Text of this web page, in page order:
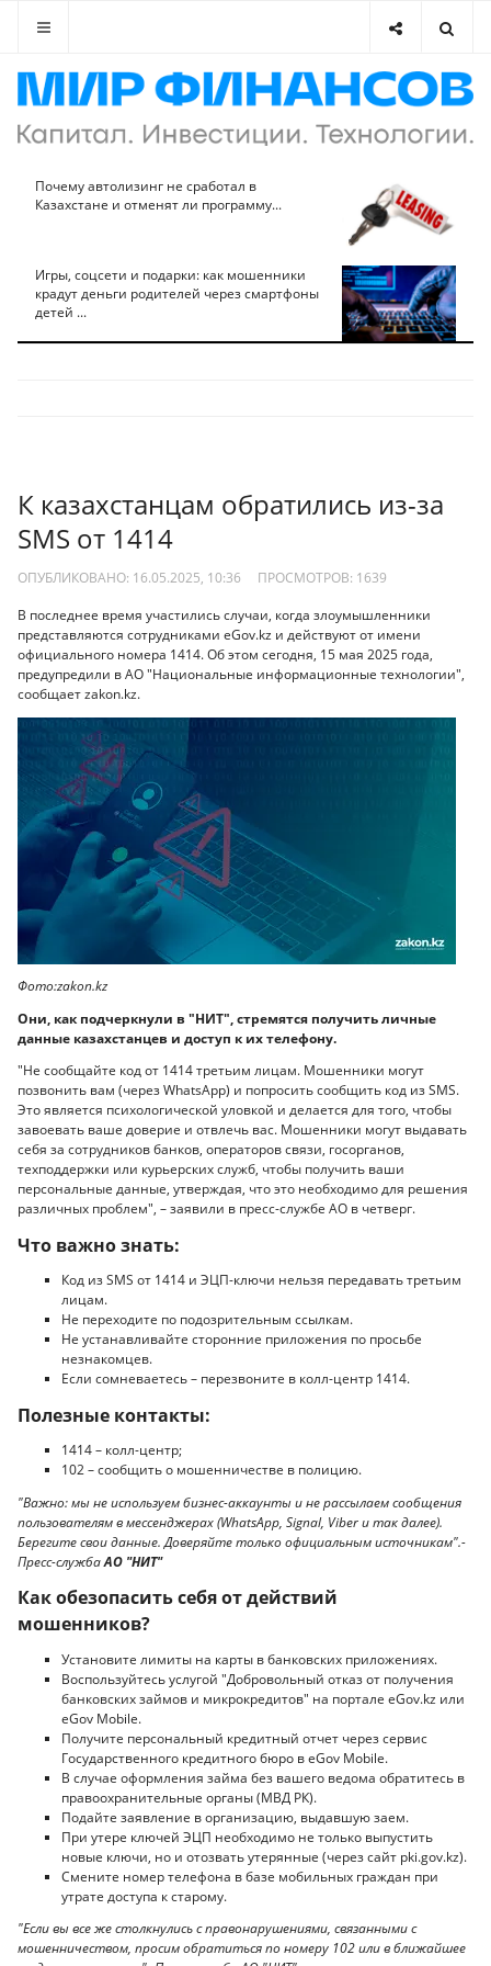
Почему автолизинг не сработал в
Казахстане и отменят ли программу...
Игры, соцсети и подарки: как мошенники
крадут деньги родителей через смартфоны
детей ...
К казахстанцам обратились из-за
SMS от 1414
ОПУБЛИКОВАНО: 16.05.2025, 10:36 ПРОСМОТРОВ: 1639
В последнее время участились случаи, когда злоумышленники
представляются сотрудниками eGov.kz и действуют от имени
официального номера 1414. Об этом сегодня, 15 мая 2025 года,
предупредили в АО "Национальные информационные технологии",
сообщает zakon.kz.
Фото:zakon.kz
Они, как подчеркнули в "НИТ", стремятся получить личные
данные казахстанцев и доступ к их телефону.
"Не сообщайте код от 1414 третьим лицам. Мошенники могут
позвонить вам (через WhatsApp) и попросить сообщить код из SMS.
Это является психологической уловкой и делается для того, чтобы
завоевать ваше доверие и отвлечь вас. Мошенники могут выдавать
себя за сотрудников банков, операторов связи, госорганов,
техподдержки или курьерских служб, чтобы получить ваши
персональные данные, утверждая, что это необходимо для решения
различных проблем", – заявили в пресс-службе АО в четверг.
Что важно знать:
Код из SMS от 1414 и ЭЦП-ключи нельзя передавать третьим
лицам.
Не переходите по подозрительным ссылкам.
Не устанавливайте сторонние приложения по просьбе
незнакомцев.
Если сомневаетесь – перезвоните в колл-центр 1414.
Полезные контакты:
1414 – колл-центр;
102 – сообщить о мошенничестве в полицию.
"Важно: мы не используем бизнес-аккаунты и не рассылаем сообщения
пользователям в мессенджерах (WhatsApp, Signal, Viber и так далее).
Берегите свои данные. Доверяйте только официальным источникам".-
Пресс-службаАО "НИТ"
Как обезопасить себя от действий
мошенников?
Установите лимиты на карты в банковских приложениях.
Воспользуйтесь услугой "Добровольный отказ от получения
банковских займов и микрокредитов" на портале eGov.kz или
eGov Mobile.
Получите персональный кредитный отчет через сервис
Государственного кредитного бюро в eGov Mobile.
В случае оформления займа без вашего ведома обратитесь в
правоохранительные органы (МВД РК).
Подайте заявление в организацию, выдавшую заем.
При утере ключей ЭЦП необходимо не только выпустить
новые ключи, но и отозвать утерянные (через сайт pki.gov.kz).
Смените номер телефона в базе мобильных граждан при
утрате доступа к старому.
"Если вы все же столкнулись с правонарушениями, связанными с
мошенничеством, просим обратиться по номеру 102 или в ближайшее